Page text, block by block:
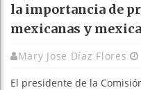
la importancia de
mexicanas y
Mary Jose Díaz Flores
El presidente de la